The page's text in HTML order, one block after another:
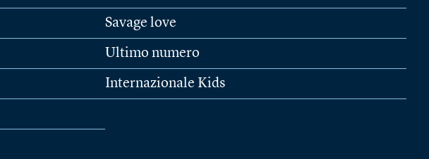
Savage love
Ultimo numero
Internazionale Kids